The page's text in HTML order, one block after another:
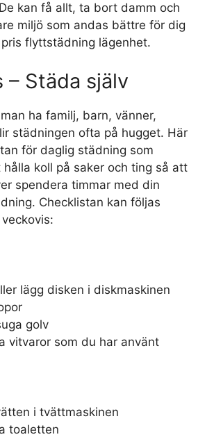
kan få allt, ta bort damm och
miljö som andas bättre för dig
flyttstädning lägenhet.
– Städa själv
ha familj, barn, vänner,
städningen ofta på hugget. Här
för daglig städning som
koll på saker och ting så att
spendera timmar med din
Checklistan kan följas
lägg disken i diskmaskinen
golv
vitvaror som du har använt
i tvättmaskinen
toaletten